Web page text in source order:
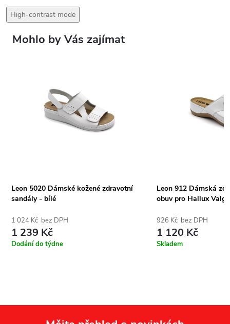
High-contrast mode
Mohlo by Vás zajímat
Leon 5020 Dámské kožené zdravotní
sandály - bílé
1 024 Kč bez DPH
1 239 Kč
Dodání do týdne
Leon 912 Dámská
obuv pro Hallux
926 Kč bez DPH
1 120 Kč
Skladem